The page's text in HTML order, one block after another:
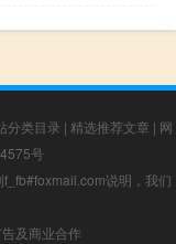
分类目录 | 精选推荐文章 | 网
号
说明，我们
及商业合作